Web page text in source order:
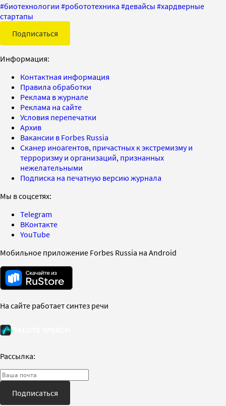
#биотехнологии #робототехника #девайсы #хардверные
стартапы
Подписаться
Информация:
Контактная информация
Правила обработки
Реклама в журнале
Реклама на сайте
Условия перепечатки
Архив
Вакансии в Forbes Russia
Сканер иноагентов, причастных к экстремизму и
терроризму и организаций, признанных
нежелательными
Подписка на печатную версию журнала
Мы в соцсетях:
Telegram
ВКонтакте
YouTube
Мобильное приложение Forbes Russia на Android
На сайте работает синтез речи
Рассылка:
Подписаться